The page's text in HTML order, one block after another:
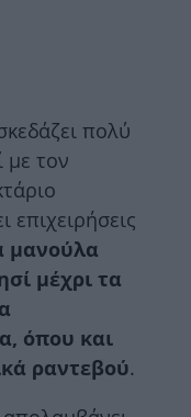
πολύ
με τον
επιχειρήσεις
μανούλα
μέχρι τα
όπου και
ραντεβού.